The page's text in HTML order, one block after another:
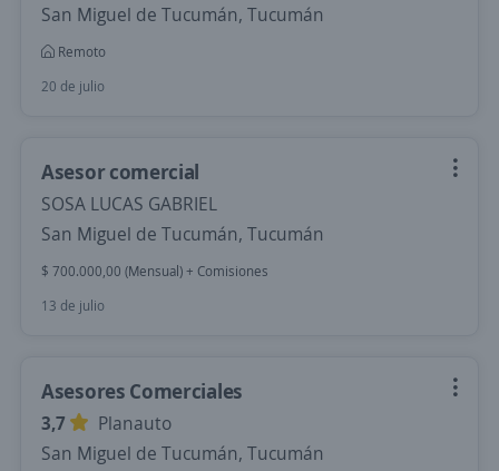
San Miguel de Tucumán, Tucumán
Remoto
20 de julio
Asesor comercial
SOSA LUCAS GABRIEL
San Miguel de Tucumán, Tucumán
$ 700.000,00 (Mensual) + Comisiones
13 de julio
Asesores Comerciales
3,7
Planauto
San Miguel de Tucumán, Tucumán